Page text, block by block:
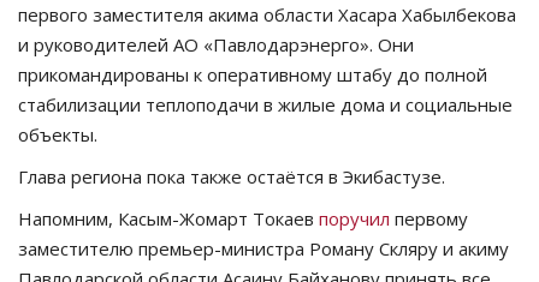
первого заместителя акима области Хасара Хабылбекова
и руководителей АО «Павлодарэнерго». Они
прикомандированы к оперативному штабу до полной
стабилизации теплоподачи в жилые дома и социальные
объекты.
Глава региона пока также остаётся в Экибастузе.
Напомним, Касым-Жомарт Токаев поручил первому
заместителю премьер-министра Роману Скляру и акиму